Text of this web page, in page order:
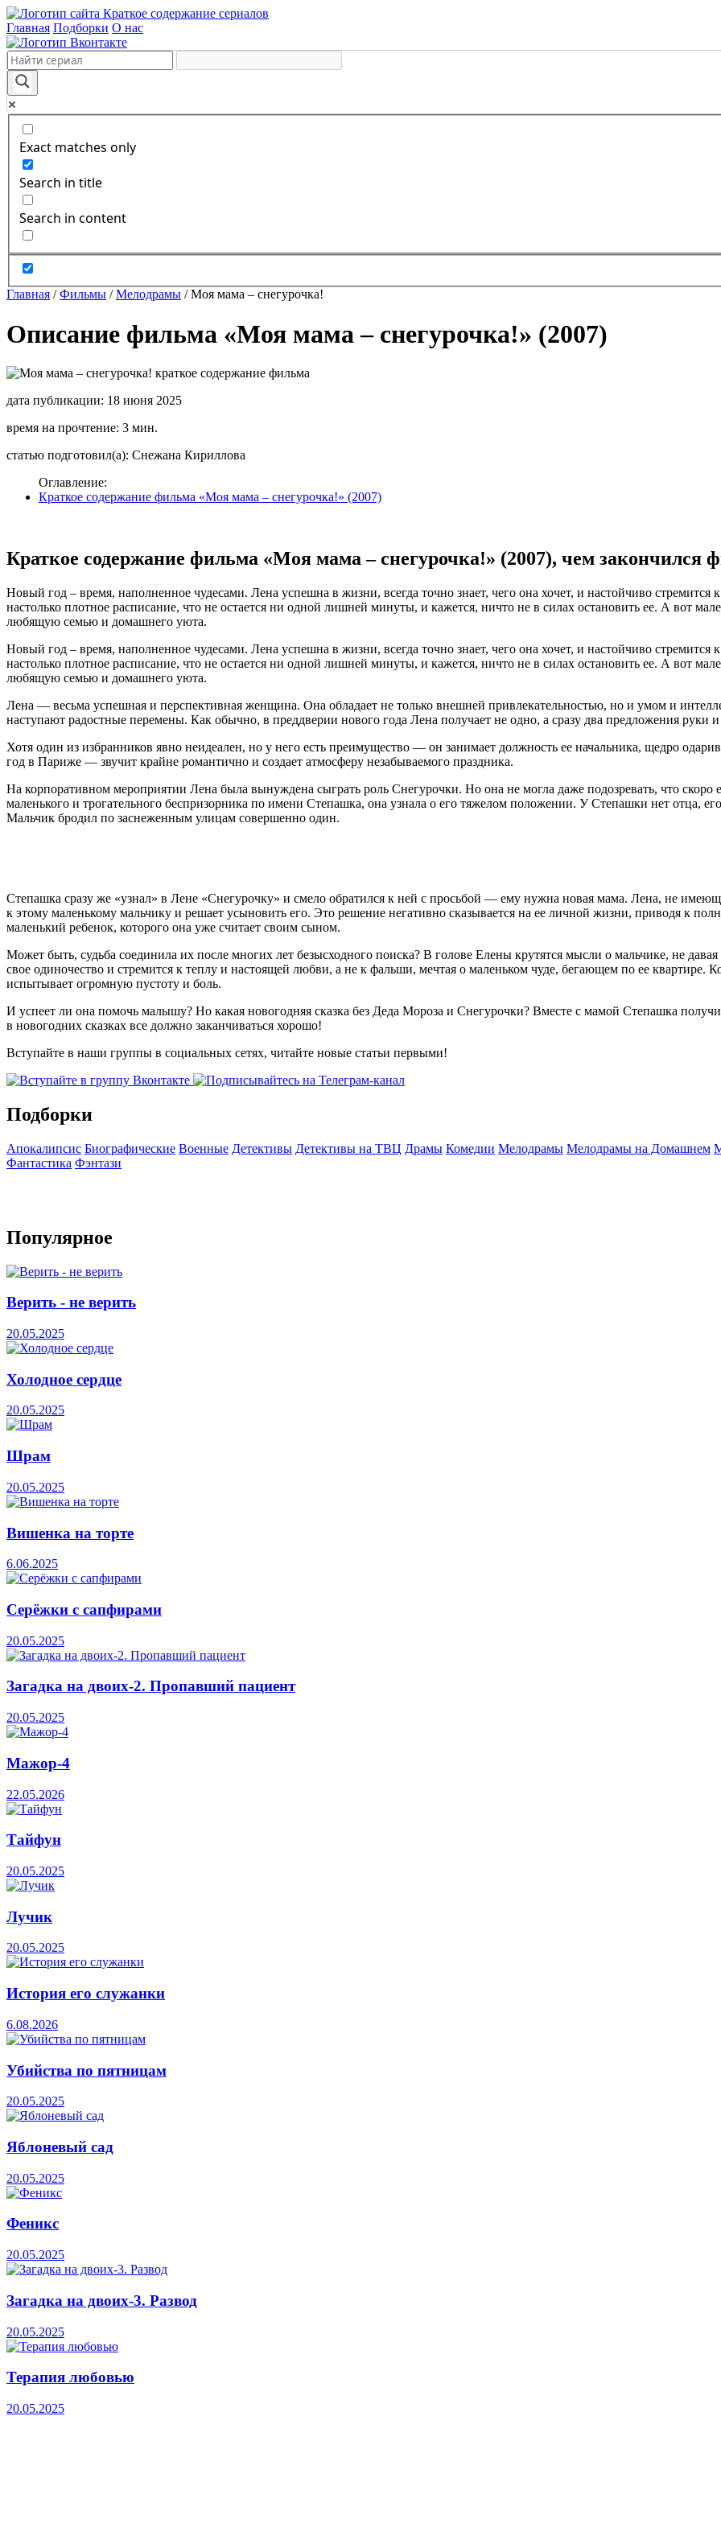
Краткое содержание сериалов
Главная Подборки О нас
Exact matches only
Search in title
Search in content
Главная /Фильмы /Мелодрамы /Моя мама – снегурочка!
Описание фильма «Моя мама – снегурочка!» (2007)
дата публикации: 18 июня 2025
время на прочтение: 3 мин.
статью подготовил(а): Снежана Кириллова
Оглавление:
Краткое содержание фильма «Моя мама – снегурочка!» (2007)
Краткое содержание фильма «Моя мама – снегурочка!» (2007), чем закончился
Новый год – время, наполненное чудесами. Лена успешна в жизни, всегда точно знает, чего она хочет, и настойчиво
настолько плотное расписание, что не остается ни одной лишней минуты, и кажется, ничто не в силах остановить ее. А вот
любящую семью и домашнего уюта.
Новый год – время, наполненное чудесами. Лена успешна в жизни, всегда точно знает, чего она хочет, и настойчиво
настолько плотное расписание, что не остается ни одной лишней минуты, и кажется, ничто не в силах остановить ее. А вот
любящую семью и домашнего уюта.
Лена — весьма успешная и перспективная женщина. Она обладает не только внешней привлекательностью, но и умом и
наступают радостные перемены. Как обычно, в преддверии нового года Лена получает не одно, а сразу два предложения руки и
Хотя один из избранников явно неидеален, но у него есть преимущество — он занимает должность ее начальника, щедро
год в Париже — звучит крайне романтично и создает атмосферу незабываемого праздника.
На корпоративном мероприятии Лена была вынуждена сыграть роль Снегурочки. Но она не могла даже подозревать, что скоро
маленького и трогательного беспризорника по имени Степашка, она узнала о его тяжелом положении. У Степашки нет отца,
Мальчик бродил по заснеженным улицам совершенно один.
Степашка сразу же «узнал» в Лене «Снегурочку» и смело обратился к ней с просьбой — ему нужна новая мама. Лена, не
к этому маленькому мальчику и решает усыновить его. Это решение негативно сказывается на ее личной жизни, приводя к
маленький ребенок, которого она уже считает своим сыном.
Может быть, судьба соединила их после многих лет безысходного поиска? В голове Елены крутятся мысли о мальчике, не
свое одиночество и стремится к теплу и настоящей любви, а не к фальши, мечтая о маленьком чуде, бегающем по ее квартире.
испытывает огромную пустоту и боль.
И успеет ли она помочь малышу? Но какая новогодняя сказка без Деда Мороза и Снегурочки? Вместе с мамой Степашка
в новогодних сказках все должно заканчиваться хорошо!
Вступайте в наши группы в социальных сетях, читайте новые статьи первыми!
Подборки
Апокалипсис Биографические Военные Детективы Детективы на ТВЦ Драмы Комедии Мелодрамы Мелодрамы на Домашнем
Фантастика Фэнтази
Популярное
Верить - не верить
20.05.2025
Холодное сердце
20.05.2025
Шрам
20.05.2025
Вишенка на торте
6.06.2025
Серёжки с сапфирами
20.05.2025
Загадка на двоих-2. Пропавший пациент
20.05.2025
Мажор-4
22.05.2026
Тайфун
20.05.2025
Лучик
20.05.2025
История его служанки
6.08.2026
Убийства по пятницам
20.05.2025
Яблоневый сад
20.05.2025
Феникс
20.05.2025
Загадка на двоих-3. Развод
20.05.2025
Терапия любовью
20.05.2025